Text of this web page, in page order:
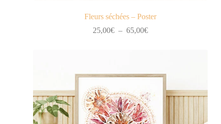
Fleurs séchées – Poster
25,00€ – 65,00€Plage
65,00€